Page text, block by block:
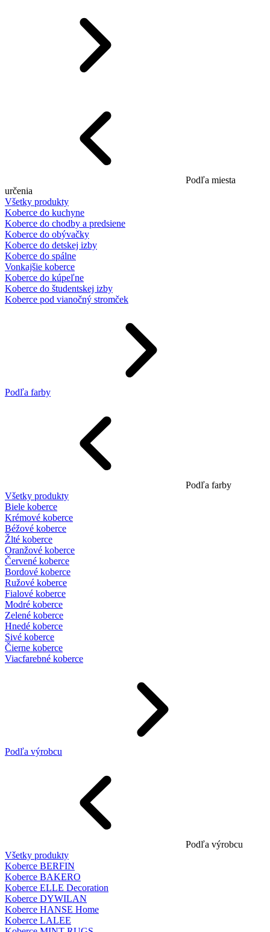
Podľa miesta
určenia
Všetky produkty
Koberce do kuchyne
Koberce do chodby a predsiene
Koberce do obývačky
Koberce do detskej izby
Koberce do spálne
Vonkajšie koberce
Koberce do kúpeľne
Koberce do študentskej izby
Koberce pod vianočný stromček
Podľa farby
Podľa farby
Všetky produkty
Biele koberce
Krémové koberce
Béžové koberce
Žlté koberce
Oranžové koberce
Červené koberce
Bordové koberce
Ružové koberce
Fialové koberce
Modré koberce
Zelené koberce
Hnedé koberce
Sivé koberce
Čierne koberce
Viacfarebné koberce
Podľa výrobcu
Podľa výrobcu
Všetky produkty
Koberce BERFIN
Koberce BAKERO
Koberce ELLE Decoration
Koberce DYWILAN
Koberce HANSE Home
Koberce LALEE